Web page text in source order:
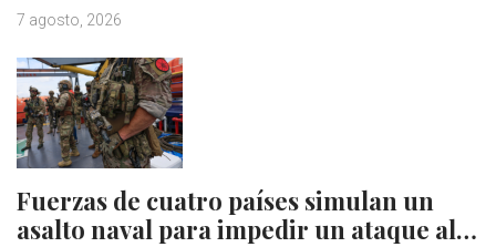
7 agosto, 2026
Fuerzas de cuatro países simulan un
asalto naval para impedir un ataque al…